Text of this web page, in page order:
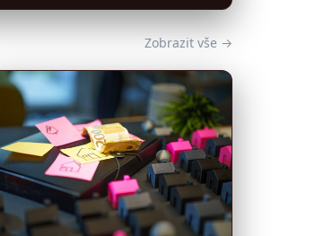
Zobrazit vše →